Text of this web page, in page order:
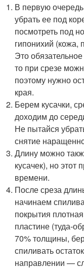
В первую
убрать ее под
посмотреть под
гипонихий (кожа,
Это
то при срезе
поэтому нужно
края.
Берем кусачки,
доходим до
Не пытайся
снятие
Длину можно
кусачек), но этот
времени.
После среза
начинаем
покрытия
пластине (туда-
70% толщины,
спиливать
направлении —